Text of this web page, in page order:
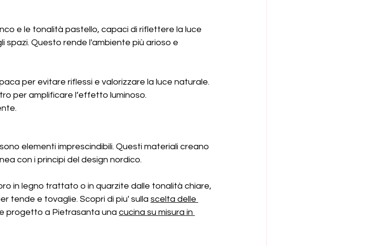
e le tonalità pastello, capaci di riflettere la luce
spazi. Questo rende l'ambiente più arioso e
per evitare riflessi e valorizzare la luce naturale.
per amplificare l’effetto luminoso.
elementi imprescindibili. Questi materiali creano
con i principi del design nordico.
in legno trattato o in quarzite dalle tonalità chiare,
tende e tovaglie. Scopri di piu' sulla scelta delle
progetto a Pietrasanta una cucina su misura in